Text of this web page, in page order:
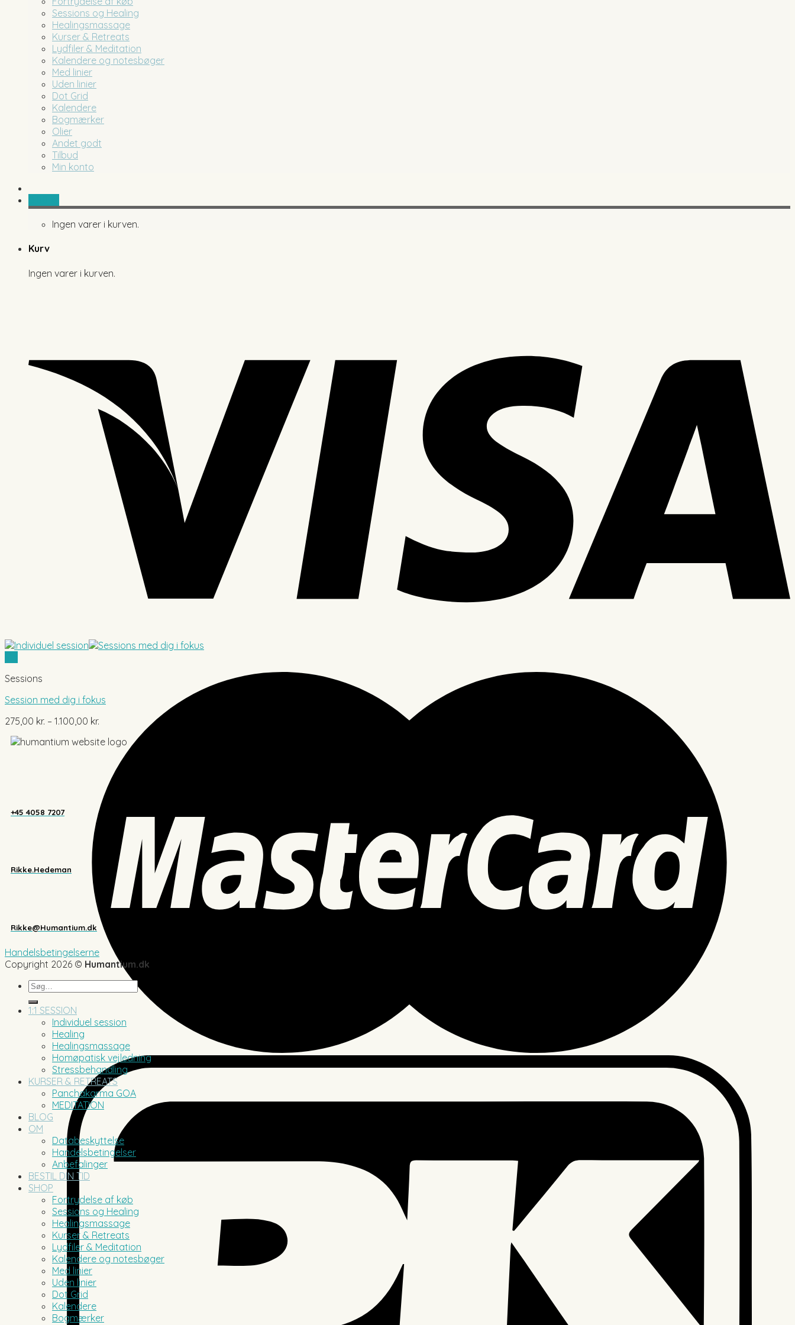
Sessions og Healing
Healingsmassage
Kurser & Retreats
Lydfiler & Meditation
Kalendere og notesbøger
Med linier
Uden linier
Dot Grid
Kalendere
Bogmærker
Olier
Andet godt
Tilbud
Min konto
Ingen varer i kurven.
Kurv
Ingen varer i kurven.
Sessions
Session med dig i fokus
275,00 kr. – 1.100,00 kr.
til
1.100,00 kr.
+45 4058 7207
Rikke.Hedeman
Rikke@Humantium.dk
Handelsbetingelserne
Copyright 2026 © Humantium.dk
Søg
efter:
1:1 SESSION
Individuel session
Healing
Healingsmassage
Homøpatisk vejledning
Stressbehandling
KURSER & RETREATS
Panchakarma GOA
MEDITATION
BLOG
OM
Databeskyttelse
Handelsbetingelser
Anbefalinger
BESTIL DIN TID
SHOP
Fortrydelse af køb
Sessions og Healing
Healingsmassage
Kurser & Retreats
Lydfiler & Meditation
Kalendere og notesbøger
Med linier
Uden linier
Dot Grid
Kalendere
Bogmærker